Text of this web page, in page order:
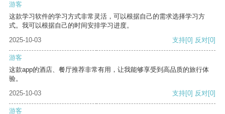
游客
这款学习软件的学习方式非常灵活，可以根据自己的需求选择学习方
式。我可以根据自己的时间安排学习进度。
2025-10-03
支持[0] 反对[0]
游客
这款app的酒店、餐厅推荐非常有用，让我能够享受到高品质的旅行体
验。
2025-10-03
支持[0] 反对[0]
游客